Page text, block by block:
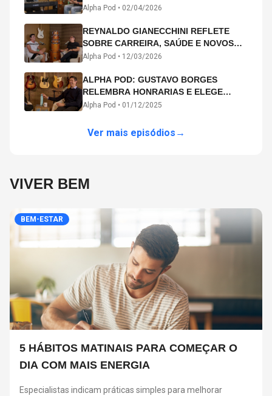
segue com o […]ÁLBUM INTERDIMENSIONAL E TURNÊ
Alpha Pod • 02/04/2026
REYNALDO GIANECCHINI REFLETE
SOBRE CARREIRA, SAÚDE E NOVOS
CAMINHOS ARTÍSTICOS NO ALPHA
Alpha Pod • 12/03/2026
ALPHA POD: GUSTAVO BORGES
RELEMBRA HONRARIAS E ELEGE
MICHAEL PHELPS O MAIOR ATLETA DA
Alpha Pod • 01/12/2025
Ver mais episódios →
VIVER BEM
BEM-ESTAR
5 HÁBITOS MATINAIS PARA COMEÇAR O
DIA COM MAIS ENERGIA
Especialistas indicam práticas simples para melhorar